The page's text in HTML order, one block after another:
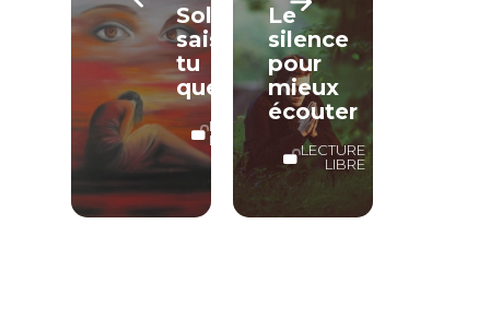
Solitude,
sais-
tu
que…
LECTURE
LIBRE
Le
silence
pour
mieux
écouter
LECTURE
LIBRE